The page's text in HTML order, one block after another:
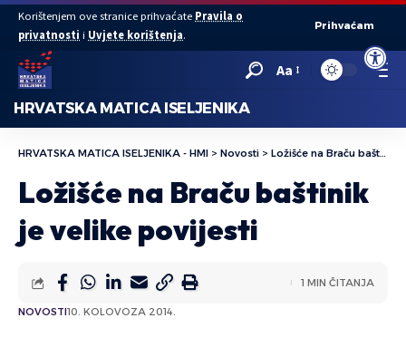
Open
Korištenjem ove stranice prihvaćate Pravila o
privatnosti i Uvjete korištenja.
Prihvaćam
Aa
HRVATSKA MATICA ISELJENIKA
HRVATSKA MATICA ISELJENIKA - HMI > Novosti > Ložišće na Braču baštinik je velike povijesti
Ložišće na Braču baštinik
je velike povijesti
NOVOSTI10. KOLOVOZA 2014.
1 MIN ČITANJA